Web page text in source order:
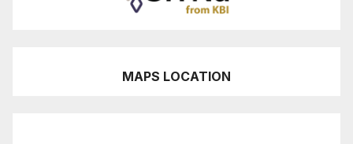
MAPS LOCATION